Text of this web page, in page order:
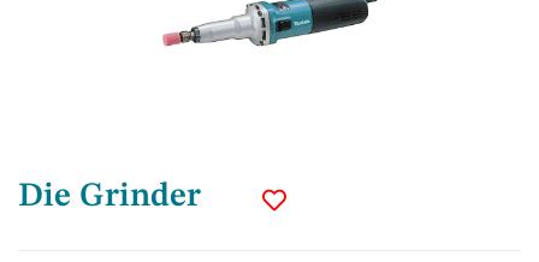
Die Grinder